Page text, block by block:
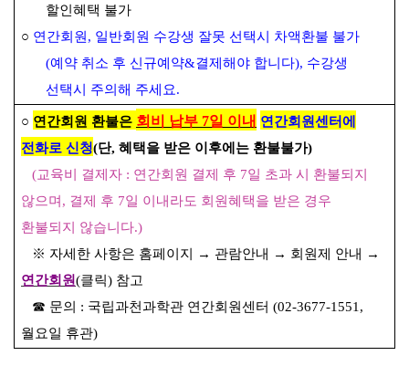
할인혜택 불가
○ 연간회원 , 일반회원 수강생 잘못 선택시 차액환불 불가
(예약 취소 후 신규예약&결제해야 합니다), 수강생
선택시 주의해 주세요.
○ 연간회원 환불은 회비 납부 7일 이내 연간회원센터에
전화로 신청(단, 혜택을 받은 이후에는 환불불가)
(교육비 결제자 : 연간회원 결제 후 7일 초과 시 환불되지
않으며 , 결제 후 7일 이내라도 회원혜택을 받은 경우
환불되지 않습니다.)
※ 자세한 사항은 홈페이지 → 관람안내 → 회원제 안내
→
연간회원(클릭) 참고
☎ 문의 : 국립과천과학관 연간회원센터 (02-3677-1551,
월요일 휴관)